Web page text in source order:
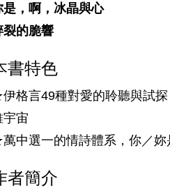
是，啊，冰晶與心
裂的脆響
書特色
格言49種對愛的聆聽與試
宇宙
中選一的情詩體系，你／妳
者簡介